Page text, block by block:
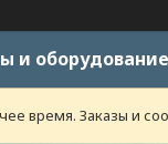
и
время. Заказы и